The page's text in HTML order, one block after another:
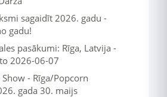
sagaidīt 2026. gadu -
gadu!
pasākumi: Rīga, Latvija -
2026-06-07
- Rīga/Popcorn
gada 30. maijs